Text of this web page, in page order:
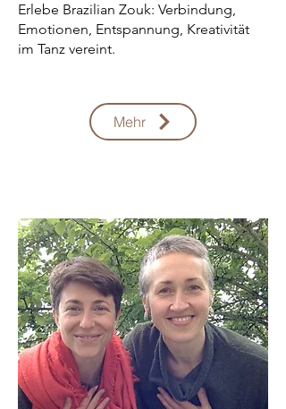
Erlebe Brazilian Zouk: Verbindung,
Emotionen, Entspannung, Kreativität
im Tanz vereint.
Mehr